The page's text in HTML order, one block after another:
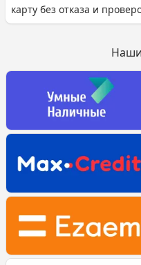
карту без отказа и